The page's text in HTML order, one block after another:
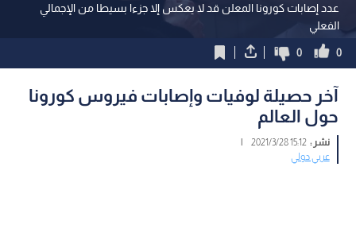
عدد إصابات كورونا المعلن قد لا يعكس إلا جزءا بسيطا من الإجمالي
الفعلي
0
0
آخر حصيلة لوفيات وإصابات فيروس كورونا
حول العالم
نشر :15:12 2021/3/28
|
عربي دولي